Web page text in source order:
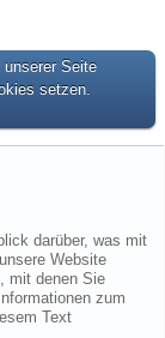
unserer Seite
setzen.
darüber, was mit
Website
mit denen Sie
zum
Text